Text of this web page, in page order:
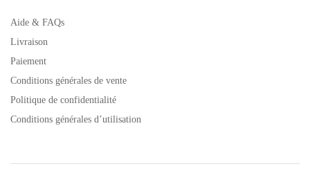
Aide & FAQs
Livraison
Paiement
Conditions générales de vente
Politique de confidentialité
Conditions générales d’utilisation